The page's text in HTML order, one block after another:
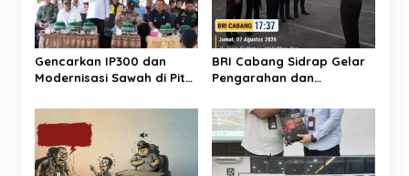
o
s
Gencarkan IP300 dan
Modernisasi Sawah di Pitu
Targetkan Panen 3 Kali
Setahun
BRI Cabang Sidrap Gelar
Pengarahan dan
Perlengkapan Personel
Keamanan untuk Perkuat
Kesiapsiagaan Layanan